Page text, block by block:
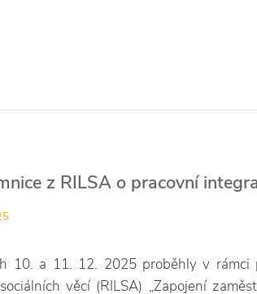
z RILSA o pracovní
10. a 11. 12. 2025 proběhly v rámci
věcí (RILSA) „Zapojení